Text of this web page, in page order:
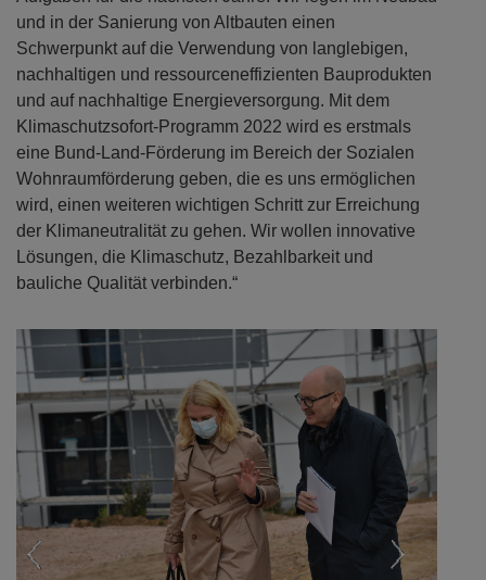
gerade im Wohnungsbau eine unserer wichtigsten
Aufgaben für die nächsten Jahre. Wir legen im Neubau
und in der Sanierung von Altbauten einen
Schwerpunkt auf die Verwendung von langlebigen,
nachhaltigen und ressourceneffizienten Bauprodukten
und auf nachhaltige Energieversorgung. Mit dem
Klimaschutzsofort-Programm 2022 wird es erstmals
eine Bund-Land-Förderung im Bereich der Sozialen
Wohnraumförderung geben, die es uns ermöglichen
wird, einen weiteren wichtigen Schritt zur Erreichung
der Klimaneutralität zu gehen. Wir wollen innovative
bauliche Qualität verbinden.“
Previous Next